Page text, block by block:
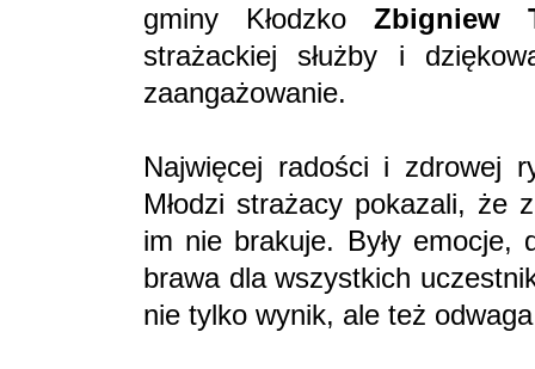
gminy Kłodzko Zbigniew
strażackiej służby i
zaangażowanie.
Najwięcej radości i zdrowej
Młodzi strażacy pokazali, że
im nie brakuje. Były emocje,
brawa dla wszystkich
nie tylko wynik, ale też